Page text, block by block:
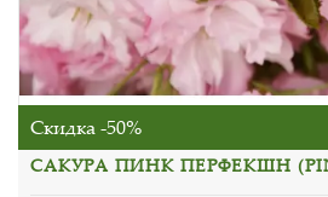
Скидка -50%
САКУРА ПИНК ПЕРФЕКШН